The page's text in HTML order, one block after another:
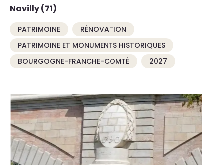
Navilly (71)
PATRIMOINE
RÉNOVATION
PATRIMOINE ET MONUMENTS HISTORIQUES
BOURGOGNE-FRANCHE-COMTÉ
2027